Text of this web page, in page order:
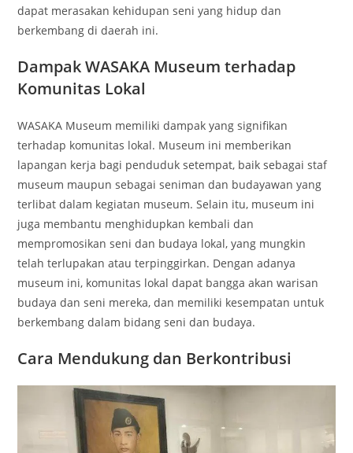
dapat merasakan kehidupan seni yang hidup dan
berkembang di daerah ini.
Dampak WASAKA Museum terhadap
Komunitas Lokal
WASAKA Museum memiliki dampak yang signifikan
terhadap komunitas lokal. Museum ini memberikan
lapangan kerja bagi penduduk setempat, baik sebagai staf
museum maupun sebagai seniman dan budayawan yang
terlibat dalam kegiatan museum. Selain itu, museum ini
juga membantu menghidupkan kembali dan
mempromosikan seni dan budaya lokal, yang mungkin
telah terlupakan atau terpinggirkan. Dengan adanya
museum ini, komunitas lokal dapat bangga akan warisan
budaya dan seni mereka, dan memiliki kesempatan untuk
berkembang dalam bidang seni dan budaya.
Cara Mendukung dan Berkontribusi